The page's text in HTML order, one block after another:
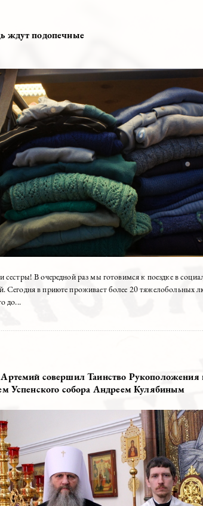
29.10.2020
Нашу помощь ждут подопечные
Дорогие братья и сестры! В очередной раз мы
бездомных людей. Сегодня в приюте проживает
спасибо всем, кто до...
14.10.2020